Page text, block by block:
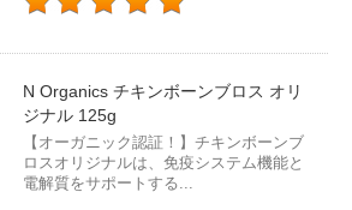
N Organics チキンボーンブロス オリ
ジナル 125g
【オーガニック認証！】チキンボーンブ
ロスオリジナルは、免疫システム機能と
電解質をサポートする...